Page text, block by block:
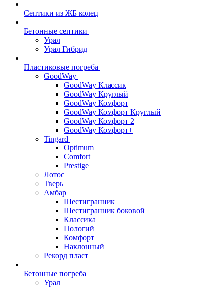
Септики из ЖБ колец
Бетонные септики
Урал
Урал Гибрид
Пластиковые погреба
GoodWay
GoodWay Классик
GoodWay Круглый
GoodWay Комфорт
GoodWay Комфорт Круглый
GoodWay Комфорт 2
GoodWay Комфорт+
Tingard
Optimum
Comfort
Prestige
Лотос
Тверь
Амбар
Шестигранник
Шестигранник боковой
Классика
Пологий
Комфорт
Наклонный
Рекорд пласт
Бетонные погреба
Урал